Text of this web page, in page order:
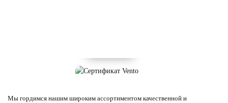
Мы гордимся нашим широким ассортиментом качественной и